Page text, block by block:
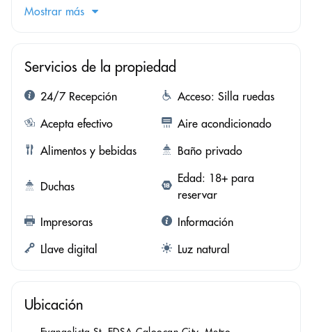
Mostrar más
Servicios de la propiedad
24/7 Recepción
Acceso: Silla ruedas
Acepta efectivo
Aire acondicionado
Alimentos y bebidas
Baño privado
Duchas
Edad: 18+ para
reservar
Impresoras
Información
Llave digital
Luz natural
Ubicación